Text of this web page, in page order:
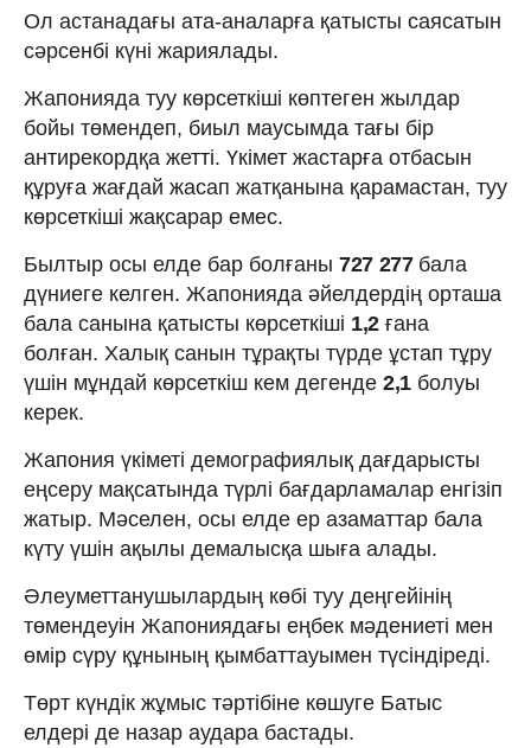
Ол астанадағы ата-аналарға қатысты саясатын
сәрсенбі күні жариялады.
Жапонияда туу көрсеткіші көптеген жылдар
бойы төмендеп, биыл маусымда тағы бір
антирекордқа жетті. Үкімет жастарға отбасын
құруға жағдай жасап жатқанына қарамастан, туу
көрсеткіші жақсарар емес.
Былтыр осы елде бар болғаны 727 277 бала
дүниеге келген. Жапонияда әйелдердің орташа
бала санына қатысты көрсеткіші 1,2 ғана
болған. Халық санын тұрақты түрде ұстап тұру
үшін мұндай көрсеткіш кем дегенде 2,1 болуы
керек.
Жапония үкіметі демографиялық дағдарысты
еңсеру мақсатында түрлі бағдарламалар енгізіп
жатыр. Мәселен, осы елде ер азаматтар бала
күту үшін ақылы демалысқа шыға алады.
Әлеуметтанушылардың көбі туу деңгейінің
төмендеуін Жапониядағы еңбек мәдениеті мен
өмір сүру құнының қымбаттауымен түсіндіреді.
Төрт күндік жұмыс тәртібіне көшуге Батыс
елдері де назар аудара бастады.